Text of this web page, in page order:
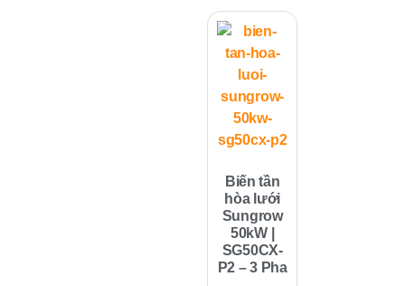
Biến tần
hòa lưới
Sungrow
50kW |
SG50CX-
P2 – 3 Pha